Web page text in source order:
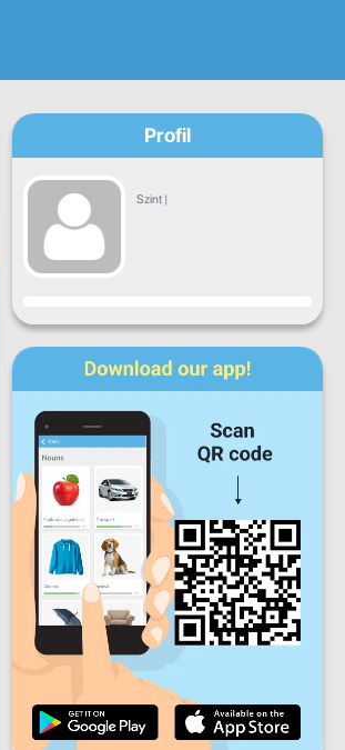
Profil
Szint |
Haladás
Sze Cs
Szo V
Napi haladás
Havi haladás
Összesített eredmény